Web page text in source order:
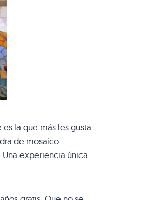
la que más les gusta
de mosaico.
experiencia única